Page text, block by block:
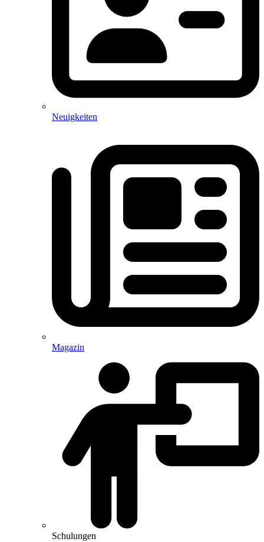
Neuigkeiten
Magazin
Schulungen